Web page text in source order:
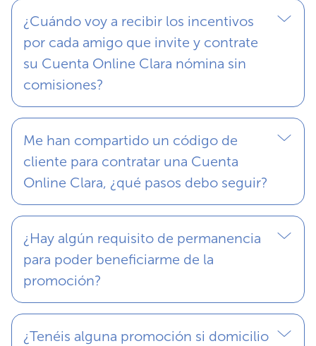
¿Cuándo voy a recibir los incentivos
por cada amigo que invite y contrate
su Cuenta Online Clara nómina sin
comisiones?
Me han compartido un código de
cliente para contratar una Cuenta
Online Clara, ¿qué pasos debo seguir?
¿Hay algún requisito de permanencia
para poder beneficiarme de la
promoción?
¿Tenéis alguna promoción si domicilio